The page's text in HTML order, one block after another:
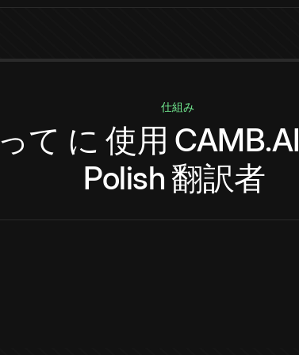
仕組み
て に 使用 CAMB.AI
Polish 翻訳者